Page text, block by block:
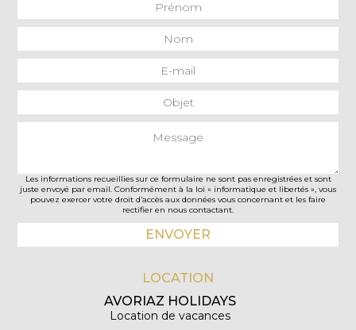
Les informations recueillies sur ce formulaire ne sont pas enregistrées et sont
juste envoyé par email. Conformément à la loi « informatique et libertés », vous
pouvez exercer votre droit d’accès aux données vous concernant et les faire
rectifier en nous contactant.
LOCATION
AVORIAZ HOLIDAYS
Location de vacances